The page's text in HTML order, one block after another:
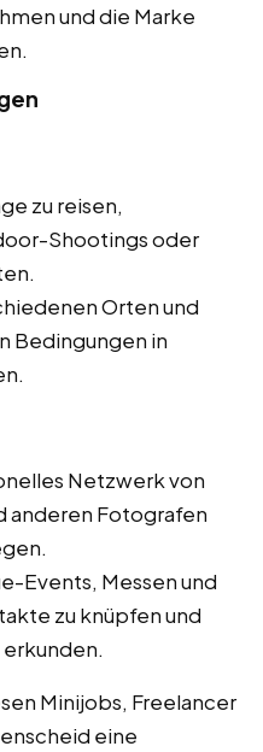
und die Marke
zu reisen,
Shootings oder
Orten und
Bedingungen in
Netzwerk von
anderen Fotografen
Events, Messen und
zu knüpfen und
Minijobs, Freelancer
eine